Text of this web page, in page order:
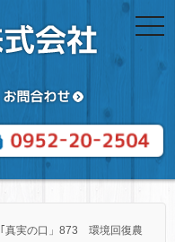
｢真実の口」873 環境回復農